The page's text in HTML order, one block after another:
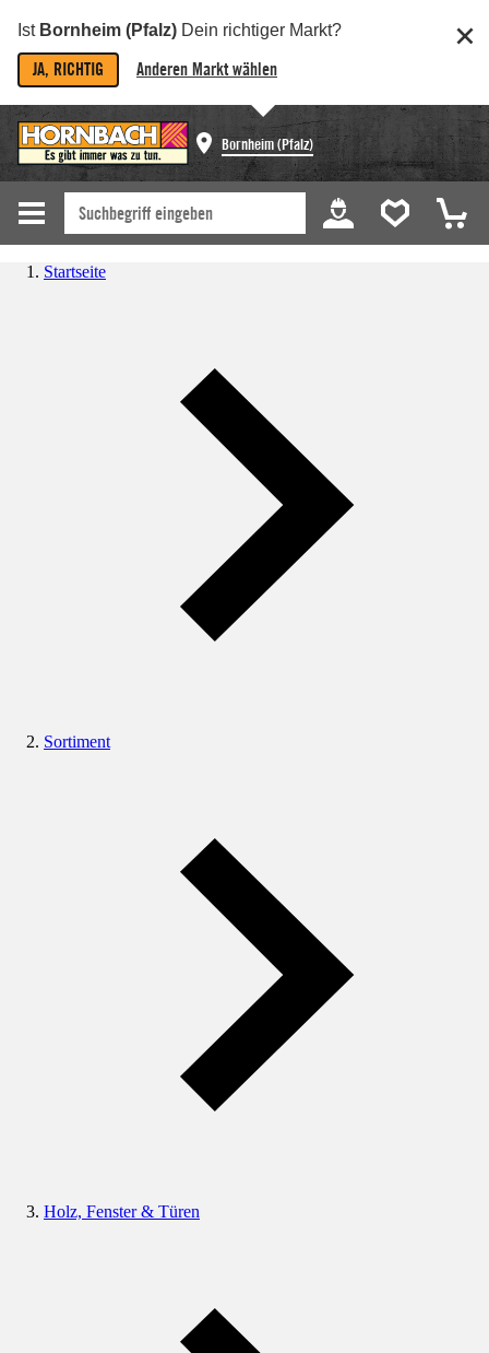
Ist Bornheim (Pfalz) Dein richtiger Markt?
JA, RICHTIG Anderen Markt wählen
Bornheim (Pfalz)
Startseite
Sortiment
Holz, Fenster & Türen